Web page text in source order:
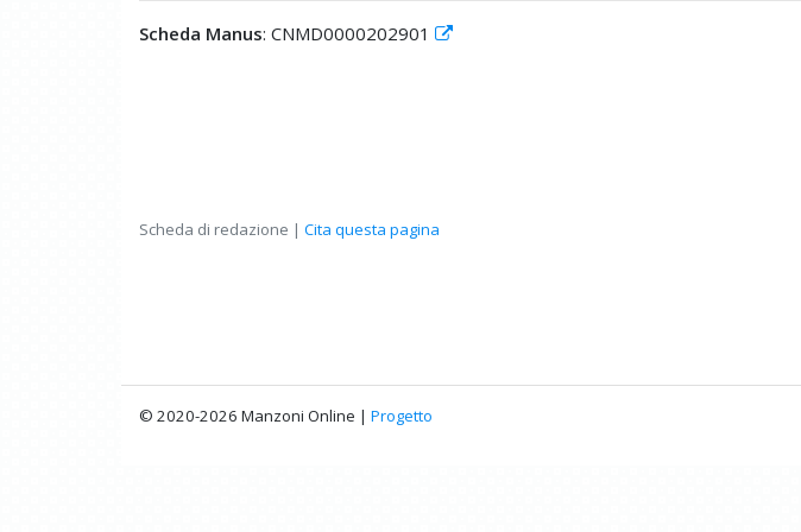
Scheda Manus: CNMD0000202901
Scheda di redazione | Cita questa pagina
© 2020-2026 Manzoni Online | Progetto